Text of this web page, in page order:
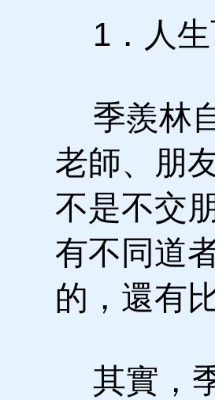
1．人生
季羨林
老師、朋
不是不交
有不同道
的，還有
其實，